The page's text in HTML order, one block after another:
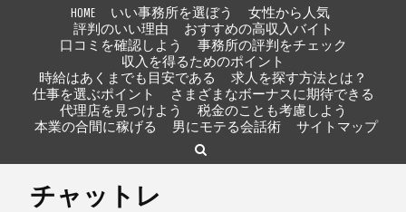
HOME いい事務所を選ぼう
女性から人気
評判のいい理由
おすすめの高収入バイト
口コミを確認しよう
事務所の評判をチェック
収入を得るためのポイント
時給はあくまでも目安である
求人を探す方法とは？
仕事を選ぶポイント
さまざまなボーナスに期待できる
代理店を見つけよう
税金のことも考慮しよう
本業の合間に稼げる
男にモテる会話術 サイトマップ
チャットレ